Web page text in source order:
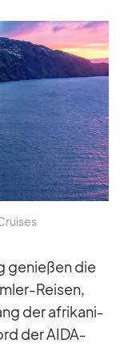
ge­nie­ßen die
Rei­sen,
der afri­ka­ni­
der AID­A­